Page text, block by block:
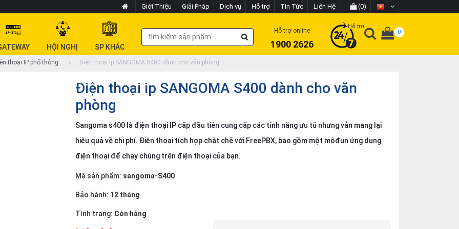
Giới Thiệu Giải Pháp Dịch vụ Hỗ trợ Tin Tức Liên Hệ (0)
HỘI NGHỊ SP KHÁC
Hỗ trợ online
1900 2626
Hỗ trợ
0
thoại IP phổ thông Điện thoại ip SANGOMA S400 dành cho văn phòng
Điện thoại ip SANGOMA S400 dành cho văn
phòng
Sangoma s400 là điện thoại IP cấp đầu tiên cung cấp các tính năng ưu tú nhưng vẫn mang lại
hiệu quả về chi phí. Điện thoại tích hợp chặt chẽ với FreePBX, bao gồm một môđun ứng dụng
điện thoại để chạy chúng trên điện thoại của bạn.
Mã sản phẩm: sangoma-S400
Bảo hành: 12 tháng
Tình trạng: Còn hàng